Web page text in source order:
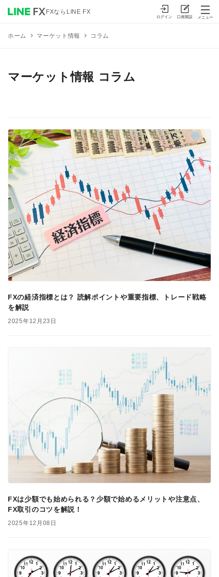
ホーム マーケット情報 コラム
マーケット情報 コラム
FXの経済指標とは？ 読解ポイントや重要指標、トレード戦略
を解説
2025年12月23日
FXは少額でも始められる？少額で始めるメリットや注意点、
FX取引のコツを解説！
2025年12月08日
FXならLINE FX
ログイン 口座開設 メニュー